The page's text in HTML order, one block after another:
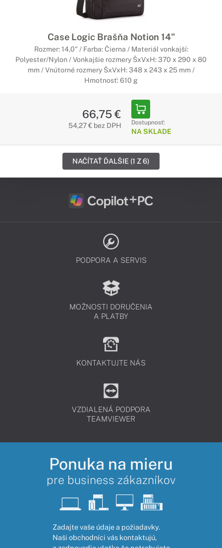
Case Logic Brašňa Notion 14"
Rozmer: 14,0" / Farba: Čierna / Materiál vonkajší:
Polyester/Nylon / Vonkajšie rozmery ŠxVxH: 370 x 290 x 80
mm / Vnútorné rozmery ŠxVxH: 348 x 243 x 25 mm /
Hmotnosť: 610 g
66,75 €
54,27 € bez DPH Dostupnosť:
NA SKLADE
NAČÍTAŤ ĎALŠIE (1 Z 6)
PODPORA A SERVIS
MOŽNOSTI DORUČENIA
A PLATBY
KONTAKTUJTE NÁS
VZDIALENÁ PODPORA
TEAMVIEWER
Ponuka na mieru
pre business zákazníkov
Zadajte vaše údaje a požiadavky.
Naši obchodníci vás kontaktujú,